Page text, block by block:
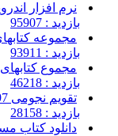
نرم افزار
بازدید : 95907
مجموعه
بازدید : 93911
مجموع
بازدید : 46218
تقویم نجومی 97
بازدید : 28158
دانلود کتاب